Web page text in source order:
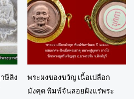
ษีลิง
พระผงของขวัญ เนื้อเปลือก
มังคุด พิมพ์จันลอยฝังแร่พระ